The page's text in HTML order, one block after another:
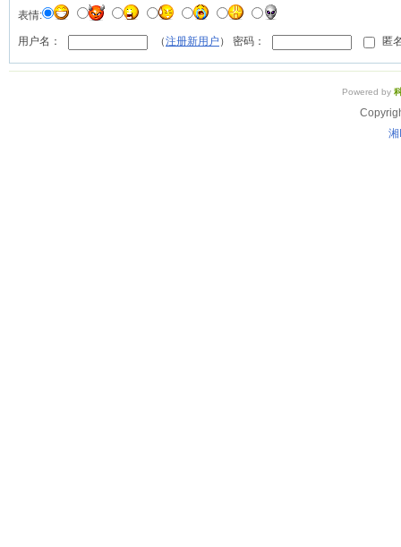
表情:
用户名： （注册新用户 ） 密码： 匿
Powered by